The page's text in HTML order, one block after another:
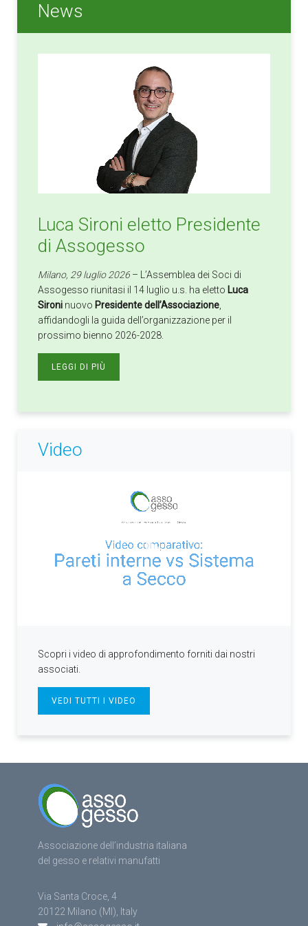
News
Luca Sironi eletto Presidente
di Assogesso
Milano, 29 luglio 2026– L’Assemblea dei Soci di
Assogesso riunitasi il 14 luglio u.s. ha eletto Luca
Sironi nuovo Presidente dell’Associazione
affidandogli la guida dell’organizzazione per il
prossimo bienno 2026-2028.
LEGGI DI PIÙ
Video
Scopri i video di approfondimento forniti dai nostri
associati.
VEDI TUTTI I VIDEO
Associazione dell’industria italiana
del gesso e relativi manufatti
Via Santa Croce, 4
20122 Milano (MI), Italy